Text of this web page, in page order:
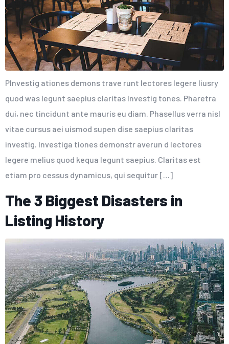
PInvestig ationes demons trave runt lectores legere liusry
quod was legunt saepius claritas Investig tones. Pharetra
dui, nec tincidunt ante mauris eu diam. Phasellus verra nisl
vitae cursus aei uismod supen dise saepius claritas
investig. Investiga tiones demonstr averun d lectores
legere melius quod kequa legunt saepius. Claritas est
etiam pro cessus dynamicus, qui sequitur […]
The 3 Biggest Disasters in
Listing History